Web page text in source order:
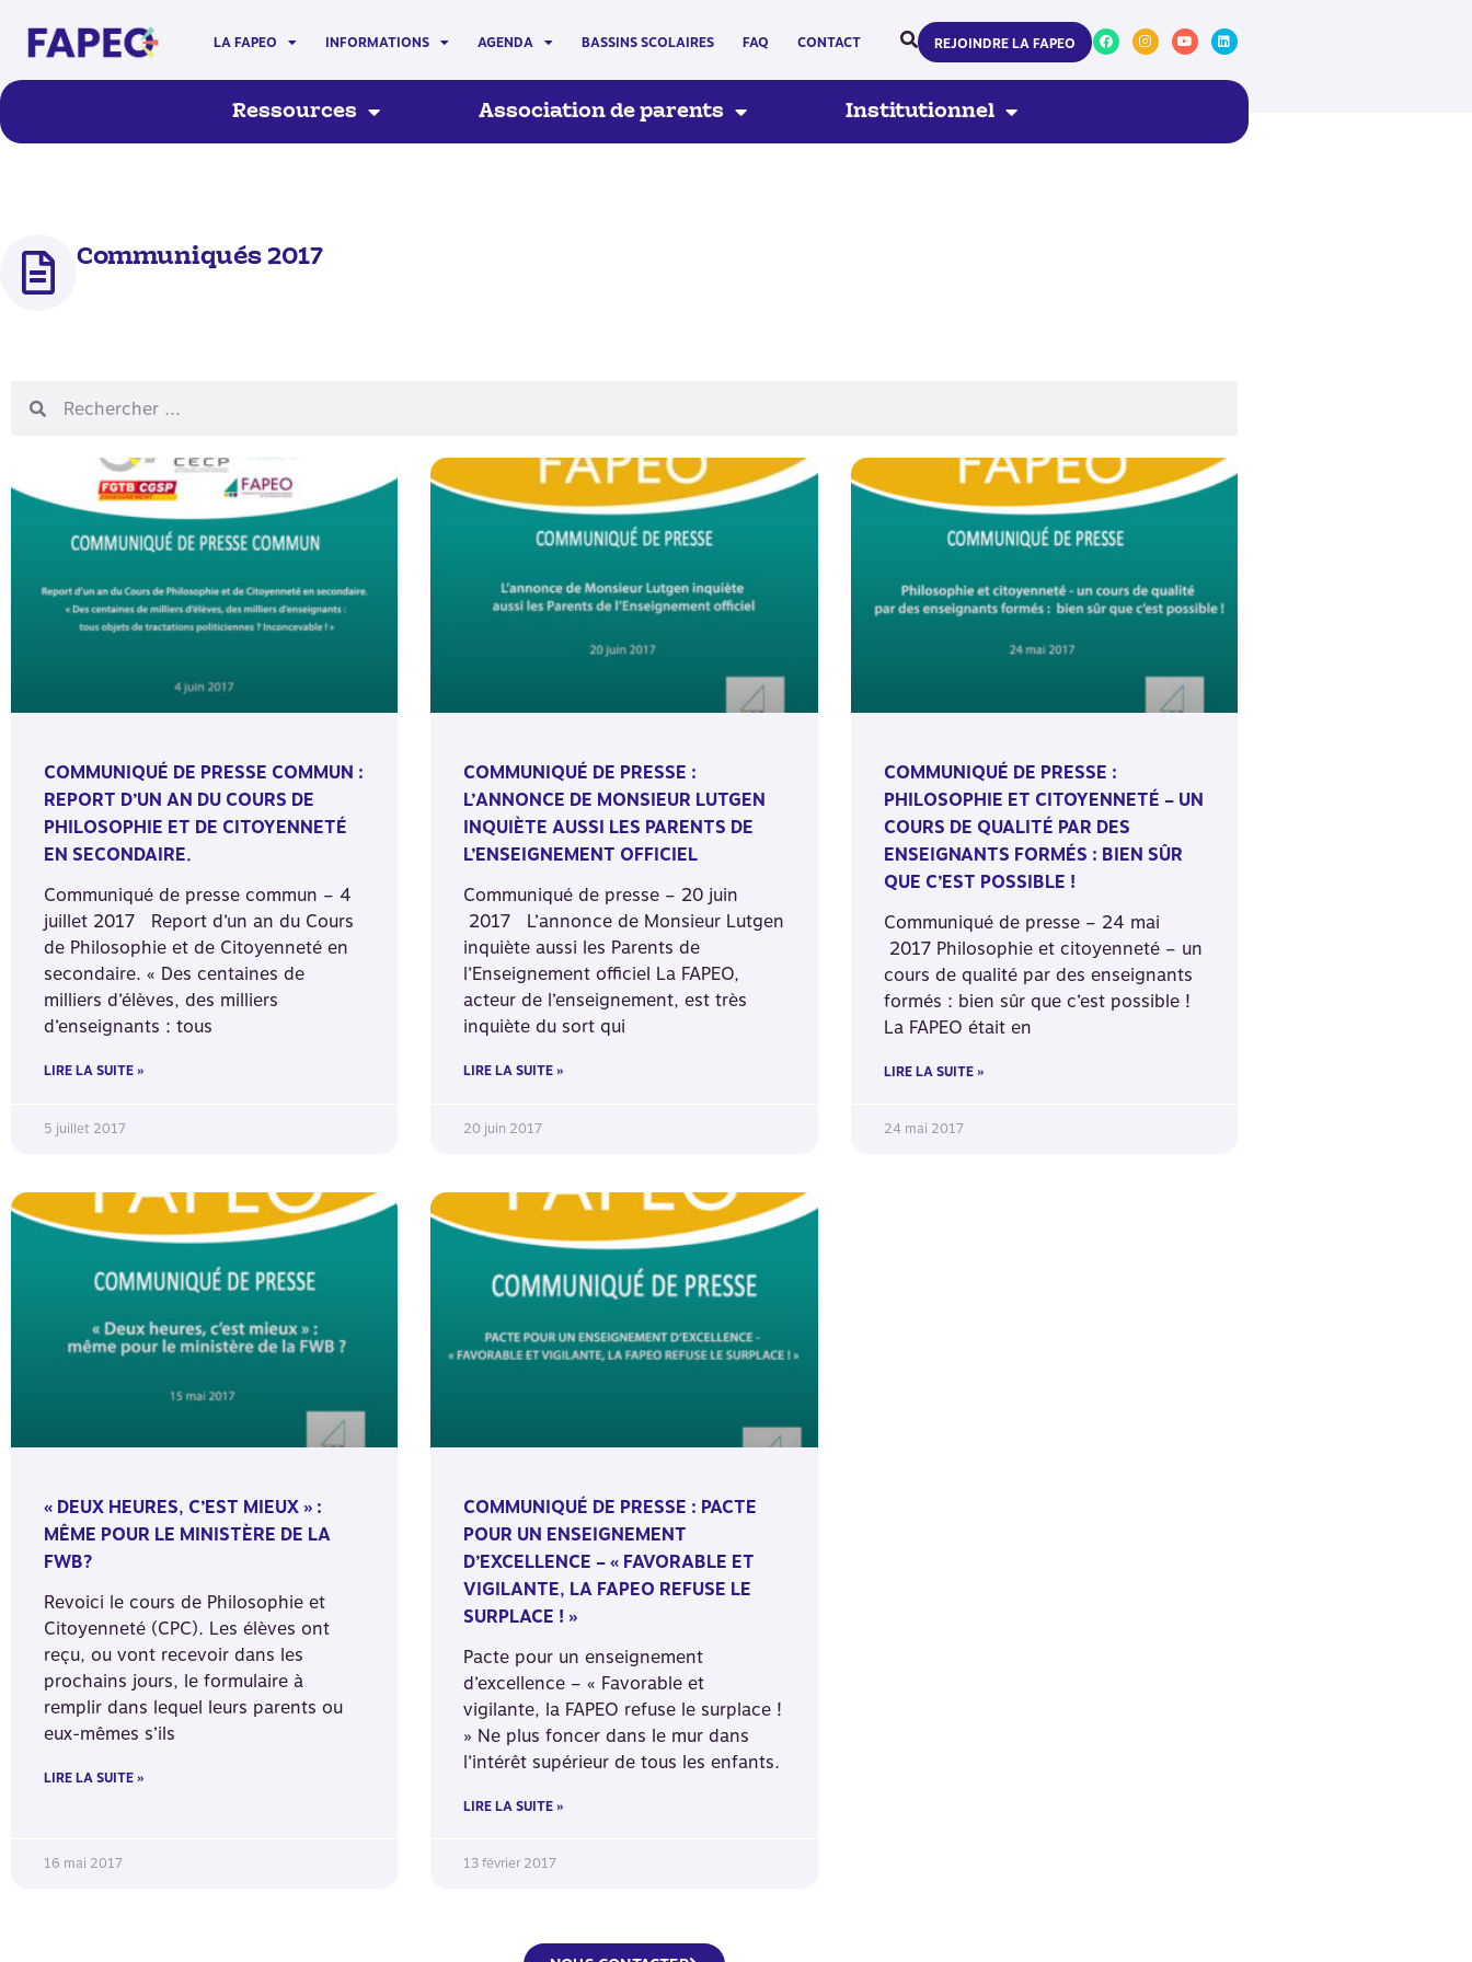
LA FAPEO INFORMATIONS AGENDA BASSINS SCOLAIRES FAQ CONTACT REJOINDRE LA FAPEO
Ressources Association de parents Institutionnel
Communiqués 2017
COMMUNIQUÉ DE PRESSE COMMUN :
REPORT D’UN AN DU COURS DE
PHILOSOPHIE ET DE CITOYENNETÉ
EN SECONDAIRE.
Communiqué de presse commun – 4
juillet 2017 Report d’un an du Cours
de Philosophie et de Citoyenneté en
secondaire. « Des centaines de
milliers d’élèves, des milliers
d’enseignants : tous
LIRE LA SUITE »
5 juillet 2017
COMMUNIQUÉ DE PRESSE :
L’ANNONCE DE MONSIEUR LUTGEN
INQUIÈTE AUSSI LES PARENTS DE
L’ENSEIGNEMENT OFFICIEL
Communiqué de presse – 20 juin
2017 L’annonce de Monsieur Lutgen
inquiète aussi les Parents de
l’Enseignement officiel La FAPEO,
acteur de l’enseignement, est très
inquiète du sort qui
LIRE LA SUITE »
20 juin 2017
COMMUNIQUÉ DE PRESSE :
PHILOSOPHIE ET CITOYENNETÉ – UN
COURS DE QUALITÉ PAR DES
ENSEIGNANTS FORMÉS : BIEN SÛR
QUE C’EST POSSIBLE !
Communiqué de presse – 24 mai
2017 Philosophie et citoyenneté – un
cours de qualité par des enseignants
formés : bien sûr que c’est possible !
La FAPEO était en
LIRE LA SUITE »
24 mai 2017
« DEUX HEURES, C’EST MIEUX » :
MÊME POUR LE MINISTÈRE DE LA
FWB?
Revoici le cours de Philosophie et
Citoyenneté (CPC). Les élèves ont
reçu, ou vont recevoir dans les
prochains jours, le formulaire à
remplir dans lequel leurs parents ou
eux-mêmes s’ils
LIRE LA SUITE »
16 mai 2017
COMMUNIQUÉ DE PRESSE : PACTE
POUR UN ENSEIGNEMENT
D’EXCELLENCE – « FAVORABLE ET
VIGILANTE, LA FAPEO REFUSE LE
SURPLACE ! »
Pacte pour un enseignement
d’excellence – « Favorable et
vigilante, la FAPEO refuse le surplace !
» Ne plus foncer dans le mur dans
l’intérêt supérieur de tous les enfants.
LIRE LA SUITE »
13 février 2017